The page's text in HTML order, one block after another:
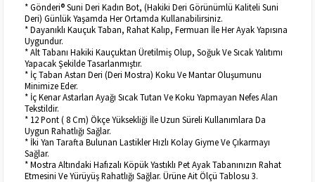
* Gönderi® Suni Deri Kadın Bot, (Hakiki Deri Görünümlü Kaliteli Suni
Deri) Günlük Yaşamda Her Ortamda Kullanabilirsiniz.
* Dayanıklı Kauçuk Taban, Rahat Kalıp, Fermuarı İle Her Ayak Yapısına
Uygundur.
* Alt Tabanı Hakiki Kauçuktan Üretilmiş Olup, Soğuk Ve Sıcak Yalıtımı
Yapacak Şekilde Tasarlanmıştır.
* İç Taban Astarı Deri (Deri Mostra) Koku Ve Mantar Oluşumunu
Minimize Eder.
* İç Kenar Astarları Ayağı Sıcak Tutan Ve Koku Yapmayan Nefes Alan
Tekstildir.
* 12 Pont ( 8 Cm) Ökçe Yüksekliği İle Uzun Süreli Kullanımlara Da
Uygun Rahatlığı Sağlar.
* İki Yan Tarafta Bulunan Lastikler Hızlı Kolay Giyme Ve Çıkarmayı
Sağlar.
* Mostra Altındaki Hafızalı Köpük Yastıklı Pet Ayak Tabanınızın Rahat
Etmesini Ve Yürüyüş Rahatlığı Sağlar. Ürüne Ait Ölçü Tablosu 3.